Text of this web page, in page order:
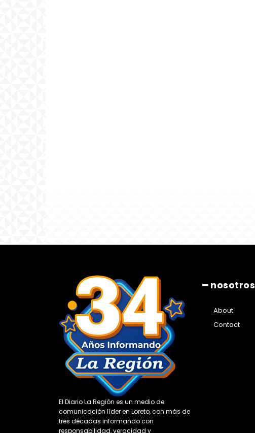
El Diario La Región es un medio de
comunicación líder en Loreto, con más de
tres décadas informando con
responsabilidad, veracidad y
━ nosotros
About
Contact